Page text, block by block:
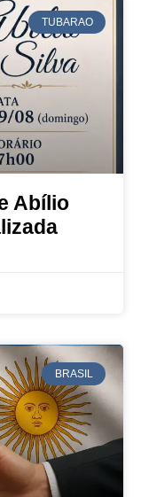
TUBARAO
Abílio
BRASIL